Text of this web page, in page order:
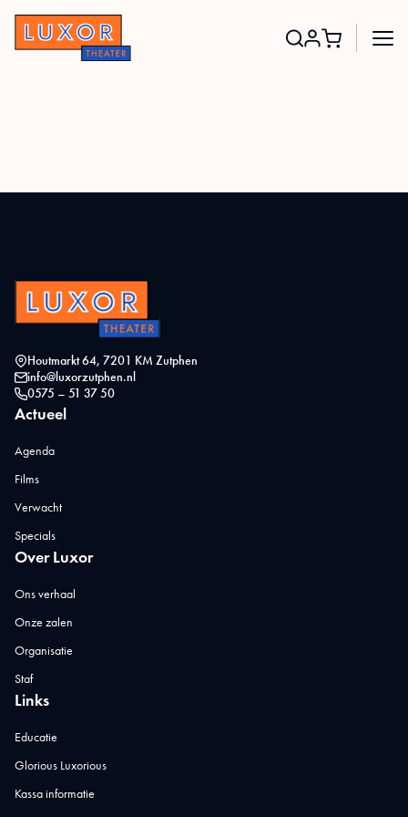
Houtmarkt 64, 7201 KM Zutphen
info@luxorzutphen.nl
0575 – 51 37 50
Actueel
Agenda
Films
Verwacht
Specials
Over Luxor
Ons verhaal
Onze zalen
Organisatie
Staf
Links
Educatie
Glorious Luxorious
Kassa informatie